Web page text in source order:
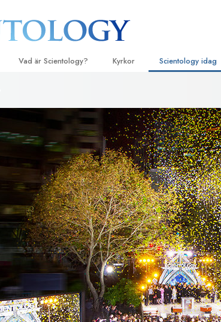
Vad är Scientology?
Scientologys trossatser & kodexar
Vad scientologer säger om
Scientology
Träffa en scientolog
Inne i en Kyrka
Scientologys grundprinciper
En introduktion till Dianetics
Kärlek och hat –
Vad är storhet?
Kyrkor
Ideala Scientology Kyrkor
Avancerade organisationer
Flag Land Base
Freewinds
Att få ut Scientology till världen
Scientology idag
Scientology
David Miscavige
kyrklige ledare